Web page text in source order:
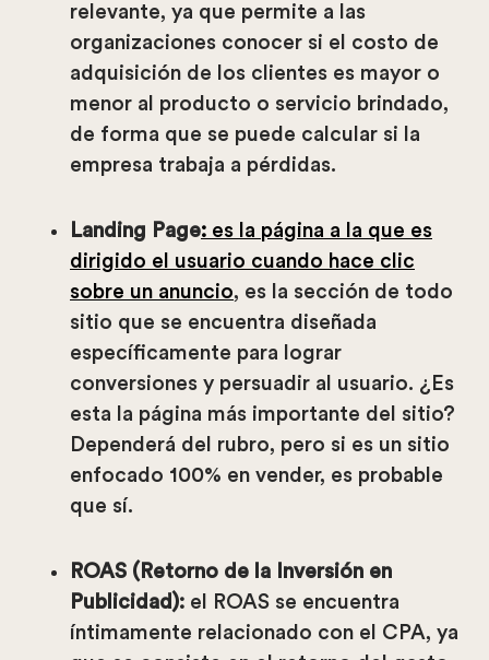
relevante, ya que permite a las
organizaciones conocer si el costo de
adquisición de los clientes es mayor o
menor al producto o servicio brindado,
de forma que se puede calcular si la
empresa trabaja a pérdidas.
Landing Page: es la página a la que es
dirigido el usuario cuando hace clic
sobre un anuncio, es la sección de todo
sitio que se encuentra diseñada
específicamente para lograr
conversiones y persuadir al usuario. ¿Es
esta la página más importante del sitio?
Dependerá del rubro, pero si es un sitio
enfocado 100% en vender, es probable
que sí.
ROAS (Retorno de la Inversión en
Publicidad): el ROAS se encuentra
íntimamente relacionado con el CPA, ya